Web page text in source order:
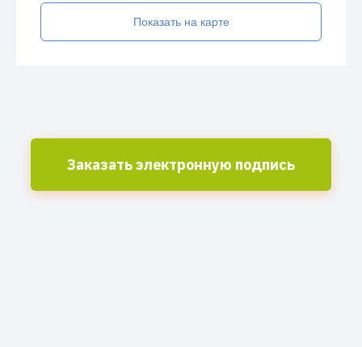
Показать на карте
Заказать электронную подпись